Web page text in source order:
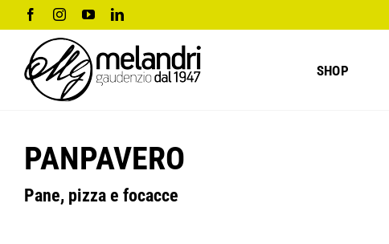
al
contenuto
FacebookInstagramYouTubeLinkedIn
SHOP
PANPAVERO
Pane, pizza e focacce